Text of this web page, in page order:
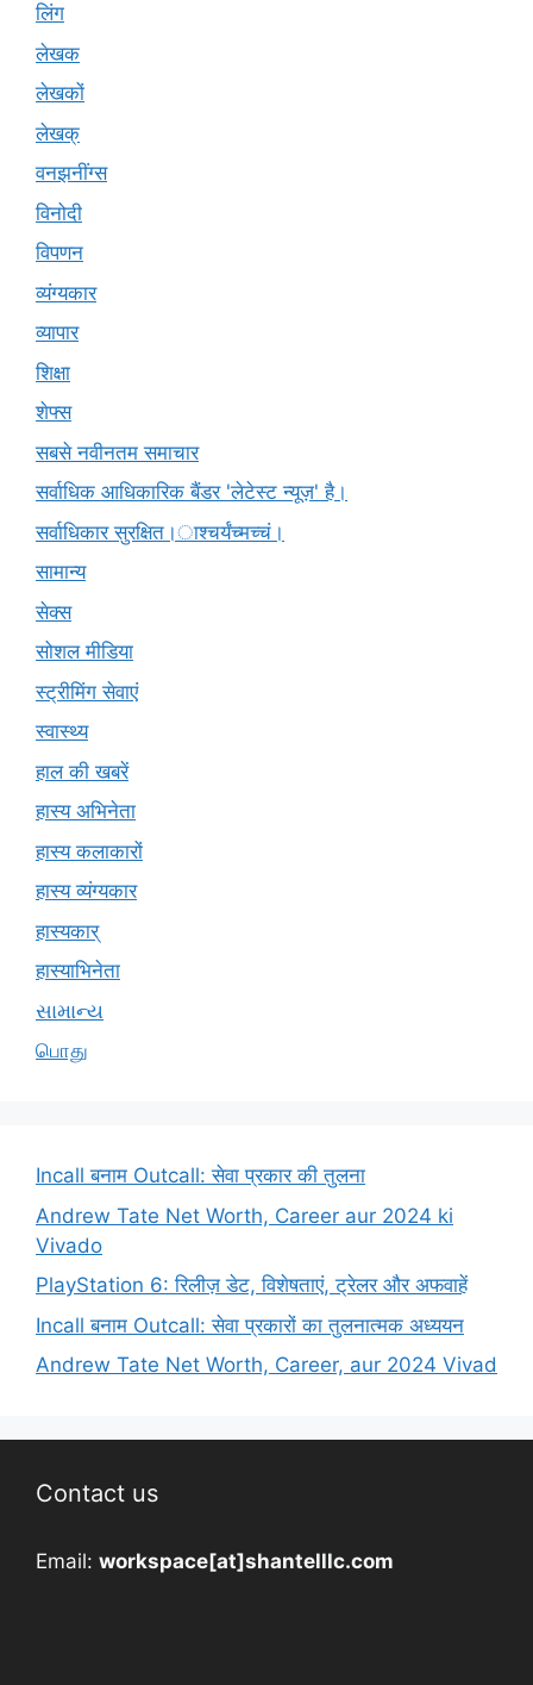
लिंग
लेखक
लेखकों
लेखक्
वनझनींग्स
विनोदी
विपणन
व्यंग्यकार
व्यापार
शिक्षा
शेफ्स
सबसे नवीनतम समाचार
सर्वाधिक आधिकारिक बैंडर 'लेटेस्ट न्यूज़' है।
सर्वाधिकार सुरक्षित।ाश्चर्यंच्मच्चं।
सामान्य
सेक्स
सोशल मीडिया
स्ट्रीमिंग सेवाएं
स्वास्थ्य
हाल की खबरें
हास्य अभिनेता
हास्य कलाकारों
हास्य व्यंग्यकार
हास्यकार्
हास्याभिनेता
સામાન્ય
பொது
Incall बनाम Outcall: सेवा प्रकार की तुलना
Andrew Tate Net Worth, Career aur 2024 ki
Vivado
PlayStation 6: रिलीज़ डेट, विशेषताएं, ट्रेलर और अफवाहें
Incall बनाम Outcall: सेवा प्रकारों का तुलनात्मक अध्ययन
Andrew Tate Net Worth, Career, aur 2024 Vivad
Contact us
Email: workspace[at]shantelllc.com